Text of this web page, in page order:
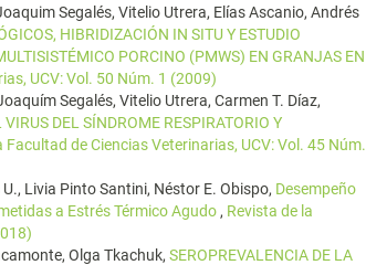
Segalés, Vitelio Utrera, Elías Ascanio, Andrés
HIBRIDIZACIÓN IN SITU Y ESTUDIO
PORCINO (PMWS) EN GRANJAS EN
UCV: Vol. 50 Núm. 1 (2009)
Segalés, Vitelio Utrera, Carmen T. Díaz,
DEL SÍNDROME RESPIRATORIO Y
Facultad de Ciencias Veterinarias, UCV: Vol. 45 Núm.
Livia Pinto Santini, Néstor E. Obispo, Desempeño
a Estrés Térmico Agudo , Revista de la
Olga Tkachuk, SEROPREVALENCIA DE LA